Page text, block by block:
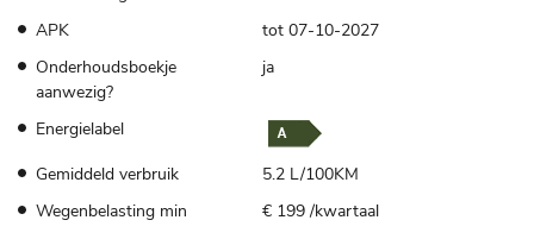
APK
tot 07-10-2027
Onderhoudsboekje
aanwezig?
ja
Energielabel
Gemiddeld verbruik
5.2 L/100KM
Wegenbelasting min
€ 199 /kwartaal